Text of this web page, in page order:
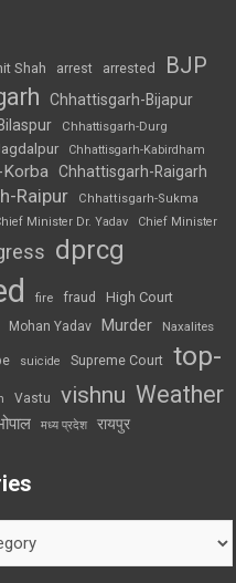
Shah arrest arrested BJP
Chhattisgarh-Bijapur
Chhattisgarh-Durg
Chhattisgarh-Kabirdham
Korba Chhattisgarh-Raigarh
Raipur
Chhattisgarh-Sukma
Minister Dr. Yadav Chief Minister
dprcg
fire fraud High Court
Mohan Yadav Murder Naxalites
suicide Supreme Court top-
Vastu vishnu Weather
मध्य प्रदेश रायपुर